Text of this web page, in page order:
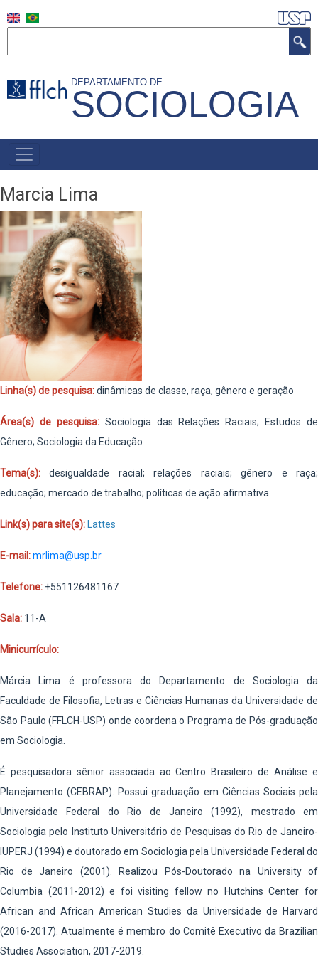
para
principal
DEPARTAMENTO DE
SOCIOLOGIA
NAVEGAÇÃO
PRINCIPAL
Marcia Lima
Linha(s) de pesquisa:dinâmicas de classe, raça, gênero e geração
Área(s) de pesquisa: Sociologia das Relações Raciais; Estudos de
Gênero; Sociologia da Educação
Tema(s):desigualdade racial; relações raciais; gênero e raça;
educação; mercado de trabalho; políticas de ação afirmativa
Link(s) para site(s): Lattes
E-mail:mrlima@usp.br
Telefone: +551126481167
Sala: 11-A
Minicurrículo:
Márcia Lima é professora do Departamento de Sociologia da
Faculdade de Filosofia, Letras e Ciências Humanas da Universidade de
São Paulo (FFLCH-USP) onde coordena o Programa de Pós-graduação
em Sociologia.
É pesquisadora sênior associada ao Centro Brasileiro de Análise e
Planejamento (CEBRAP). Possui graduação em Ciências Sociais pela
Universidade Federal do Rio de Janeiro (1992), mestrado em
Sociologia pelo Instituto Universitário de Pesquisas do Rio de Janeiro-
IUPERJ (1994) e doutorado em Sociologia pela Universidade Federal do
Rio de Janeiro (2001). Realizou Pós-Doutorado na University of
Columbia (2011-2012) e foi visiting fellow no Hutchins Center for
African and African American Studies da Universidade de Harvard
(2016-2017). Atualmente é membro do Comitê Executivo da Brazilian
Studies Association, 2017-2019.